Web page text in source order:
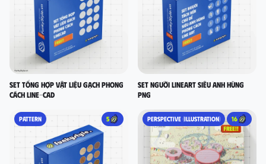
set tổng hợp vật liệu gạch phong
cách LINE-CAD
Set người lineart siêu anh hùng
PNG
PATTERN 5 PERSPECTIVE (ILLUSTRATION) 16